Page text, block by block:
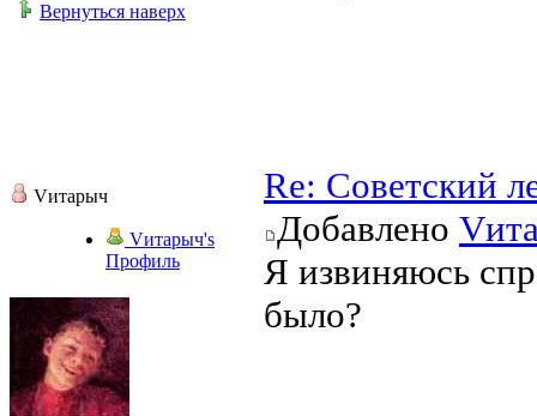
Вернуться наверх
Vитарыч
Vитарыч's
Профиль
Re: Советский
Добавлено
Я извиняюсь
было?